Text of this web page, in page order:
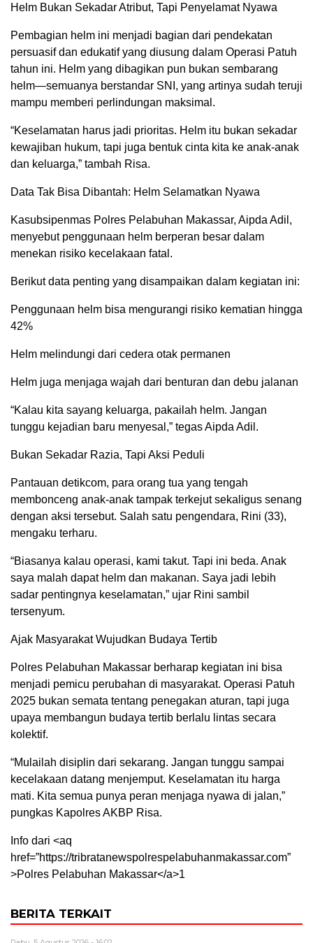
Helm Bukan Sekadar Atribut, Tapi Penyelamat Nyawa
Pembagian helm ini menjadi bagian dari pendekatan
persuasif dan edukatif yang diusung dalam Operasi Patuh
tahun ini. Helm yang dibagikan pun bukan sembarang
helm—semuanya berstandar SNI, yang artinya sudah teruji
mampu memberi perlindungan maksimal.
“Keselamatan harus jadi prioritas. Helm itu bukan sekadar
kewajiban hukum, tapi juga bentuk cinta kita ke anak-anak
dan keluarga,” tambah Risa.
Data Tak Bisa Dibantah: Helm Selamatkan Nyawa
Kasubsipenmas Polres Pelabuhan Makassar, Aipda Adil,
menyebut penggunaan helm berperan besar dalam
menekan risiko kecelakaan fatal.
Berikut data penting yang disampaikan dalam kegiatan ini:
Penggunaan helm bisa mengurangi risiko kematian hingga
42%
Helm melindungi dari cedera otak permanen
Helm juga menjaga wajah dari benturan dan debu jalanan
“Kalau kita sayang keluarga, pakailah helm. Jangan
tunggu kejadian baru menyesal,” tegas Aipda Adil.
Bukan Sekadar Razia, Tapi Aksi Peduli
Pantauan detikcom, para orang tua yang tengah
membonceng anak-anak tampak terkejut sekaligus senang
dengan aksi tersebut. Salah satu pengendara, Rini (33),
mengaku terharu.
“Biasanya kalau operasi, kami takut. Tapi ini beda. Anak
saya malah dapat helm dan makanan. Saya jadi lebih
sadar pentingnya keselamatan,” ujar Rini sambil
tersenyum.
Ajak Masyarakat Wujudkan Budaya Tertib
Polres Pelabuhan Makassar berharap kegiatan ini bisa
menjadi pemicu perubahan di masyarakat. Operasi Patuh
2025 bukan semata tentang penegakan aturan, tapi juga
upaya membangun budaya tertib berlalu lintas secara
kolektif.
“Mulailah disiplin dari sekarang. Jangan tunggu sampai
kecelakaan datang menjemput. Keselamatan itu harga
mati. Kita semua punya peran menjaga nyawa di jalan,”
pungkas Kapolres AKBP Risa.
Info dari <aq
href=”https://tribratanewspolrespelabuhanmakassar.com”
>Polres Pelabuhan Makassar</a>1
BERITA TERKAIT